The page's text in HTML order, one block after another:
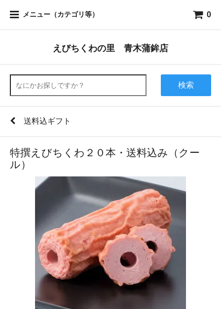
メニュー（カテゴリ等） 0
えびちくわの里 青木蒲鉾店
検索
送料込ギフト
特撰えびちくわ２０本・送料込み（クー
ル）